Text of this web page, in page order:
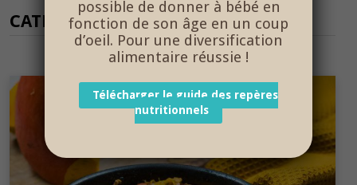
CATÉGORIE :ÂGE
possible de donner à bébé en
fonction de son âge en un coup
d’oeil. Pour une diversification
alimentaire réussie !
Télécharger le guide des repères
nutritionnels